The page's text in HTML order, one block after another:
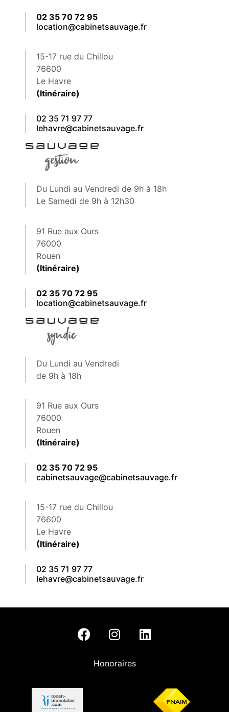
02 35 70 72 95
location@cabinetsauvage.fr
15-17 rue du Chillou
76600
Le Havre
(Itinéraire)
02 35 71 97 77
lehavre@cabinetsauvage.fr
Du Lundi au Vendredi de 9h à 18h
Le Samedi de 9h à 12h30
91 Rue aux Ours
76000
Rouen
(Itinéraire)
02 35 70 72 95
location@cabinetsauvage.fr
Du Lundi au Vendredi
de 9h à 18h
91 Rue aux Ours
76000
Rouen
(Itinéraire)
02 35 70 72 95
cabinetsauvage@cabinetsauvage.fr
15-17 rue du Chillou
76600
Le Havre
(Itinéraire)
02 35 71 97 77
lehavre@cabinetsauvage.fr
Honoraires